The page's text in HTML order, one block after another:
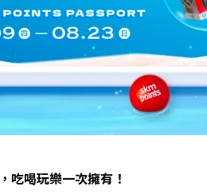
吃喝玩樂一次擁有！